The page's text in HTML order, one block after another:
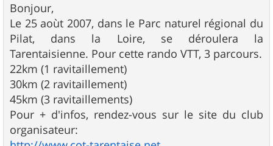
s
s
a
g
e
Bonjour,
Le 25 aoùt 2007, dans le Parc naturel régional du
Pilat, dans la Loire, se déroulera la
Tarentaisienne. Pour cette rando VTT, 3 parcours.
22km (1 ravitaillement)
30km (2 ravitaillement)
45km (3 ravitaillements)
Pour + d'infos, rendez-vous sur le site du club
organisateur: